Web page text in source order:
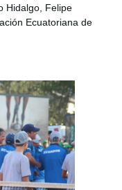
Hidalgo, Felipe
Ecuatoriana de